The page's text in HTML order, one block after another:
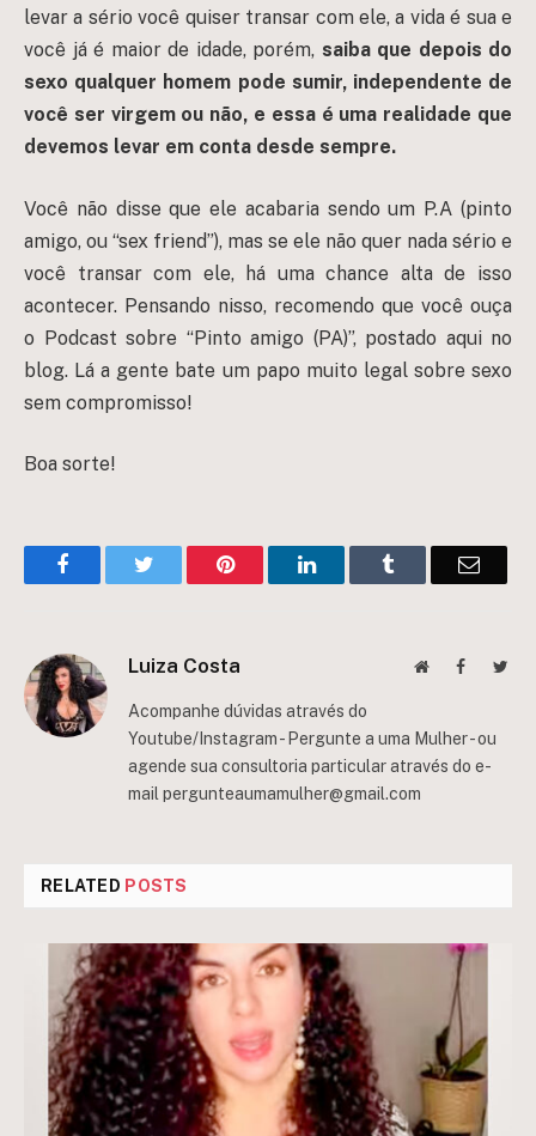
levar a sério você quiser transar com ele, a vida é sua e
você já é maior de idade, porém, saiba que depois do
sexo qualquer homem pode sumir, independente de
você ser virgem ou não, e essa é uma realidade que
devemos levar em conta desde sempre.
Você não disse que ele acabaria sendo um P.A (pinto
amigo, ou “sex friend”), mas se ele não quer nada sério e
você transar com ele, há uma chance alta de isso
acontecer. Pensando nisso, recomendo que você ouça
o Podcast sobre “Pinto amigo (PA)”, postado aqui no
blog. Lá a gente bate um papo muito legal sobre sexo
sem compromisso!
Boa sorte!
FacebookTwitter Pinterest LinkedInTumblr Email
Luiza Costa WebsiteFacebook
Acompanhe dúvidas através do
Youtube/Instagram - Pergunte a uma Mulher - ou
agende sua consultoria particular através do e-
mailpergunteaumamulher@gmail.com
RELATED POSTS